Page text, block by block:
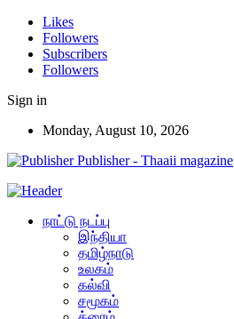
Likes
Followers
Subscribers
Followers
Sign in
Monday, August 10, 2026
Publisher - Thaaii magazine
நாட்டு நடப்பு
இந்தியா
தமிழ்நாடு
உலகம்
கல்வி
சமூகம்